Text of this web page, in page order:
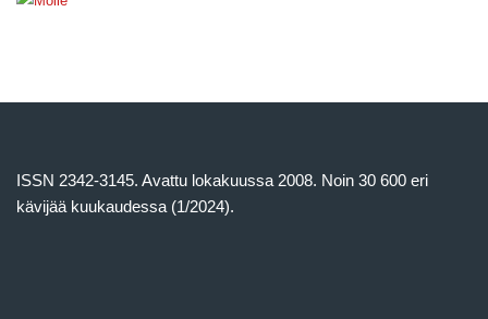
ISSN 2342-3145. Avattu lokakuussa 2008. Noin 30 600 eri
kävijää kuukaudessa (1/2024).